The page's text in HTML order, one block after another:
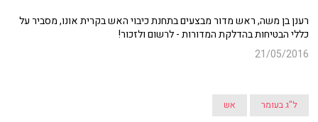
רענן בן משה, ראש מדור מבצעים בתחנת כיבוי האש בקרית אונו, מסביר על
כללי הבטיחות בהדלקת המדורות - לרשום ולזכור!
21/05/2016
ל"ג בעומר אש